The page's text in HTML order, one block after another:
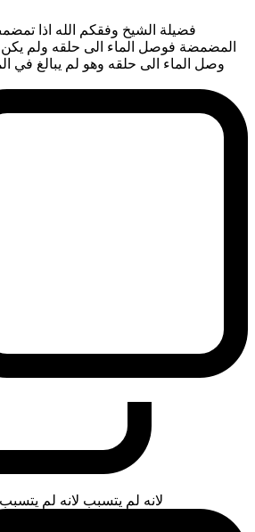
فضيلة الشيخ وفقكم الله اذا
المضمضة فوصل الماء الى حلقه ولم
وصل الماء الى حلقه وهو لم يبالغ في
لانه لم يتسبب لانه لم